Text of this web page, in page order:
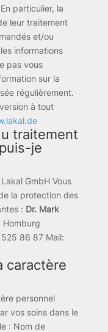
particulier, la
leur traitement
et/ou
informations
pas vous
sur la
régulièrement.
à tout
traitement
je
GmbH Vous
la protection des
: Dr. Mark
86 87 Mail:
caractère
personnel
vos soins dans le
: Nom de